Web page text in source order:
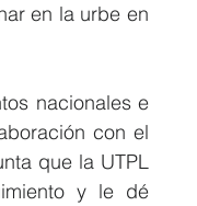
en la urbe en
nacionales e
con el
que la UTPL
y le dé